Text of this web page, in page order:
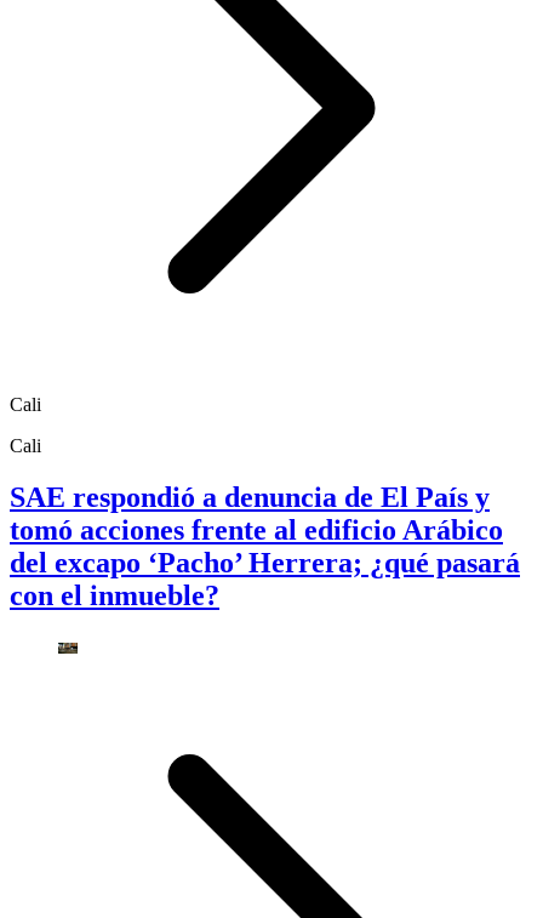
Cali
Cali
SAE respondió a denuncia de El País y
tomó acciones frente al edificio Arábico
del excapo ‘Pacho’ Herrera; ¿qué pasará
con el inmueble?